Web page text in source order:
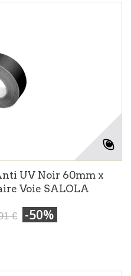
UV Noir 60mm x
Voie SALOLA
€ -50%